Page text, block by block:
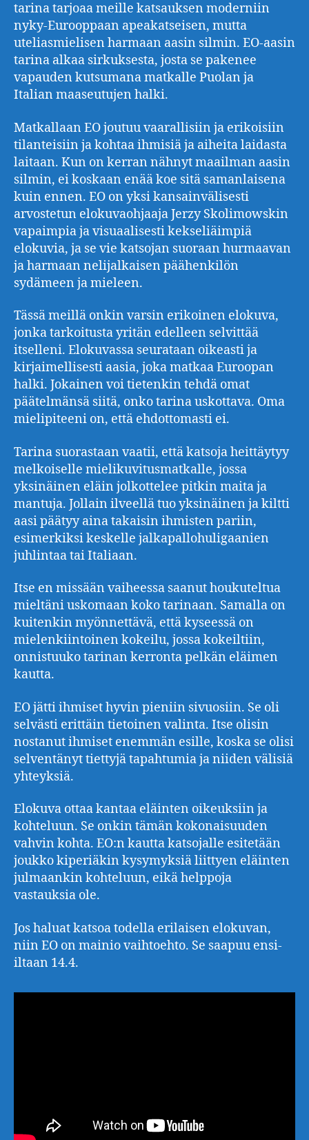
tarina tarjoaa meille katsauksen moderniin
nyky-Eurooppaan apeakatseisen, mutta
uteliasmielisen harmaan aasin silmin. EO-aasin
tarina alkaa sirkuksesta, josta se pakenee
vapauden kutsumana matkalle Puolan ja
Italian maaseutujen halki.
Matkallaan EO joutuu vaarallisiin ja erikoisiin
tilanteisiin ja kohtaa ihmisiä ja aiheita laidasta
laitaan. Kun on kerran nähnyt maailman aasin
silmin, ei koskaan enää koe sitä samanlaisena
kuin ennen. EO on yksi kansainvälisesti
arvostetun elokuvaohjaaja Jerzy Skolimowskin
vapaimpia ja visuaalisesti kekseliäimpiä
elokuvia, ja se vie katsojan suoraan hurmaavan
ja harmaan nelijalkaisen päähenkilön
sydämeen ja mieleen.
Tässä meillä onkin varsin erikoinen elokuva,
jonka tarkoitusta yritän edelleen selvittää
itselleni. Elokuvassa seurataan oikeasti ja
kirjaimellisesti aasia, joka matkaa Euroopan
halki. Jokainen voi tietenkin tehdä omat
päätelmänsä siitä, onko tarina uskottava. Oma
mielipiteeni on, että ehdottomasti ei.
Tarina suorastaan vaatii, että katsoja heittäytyy
melkoiselle mielikuvitusmatkalle, jossa
yksinäinen eläin jolkottelee pitkin maita ja
mantuja. Jollain ilveellä tuo yksinäinen ja kiltti
aasi päätyy aina takaisin ihmisten pariin,
esimerkiksi keskelle jalkapallohuligaanien
juhlintaa tai Italiaan.
Itse en missään vaiheessa saanut houkuteltua
mieltäni uskomaan koko tarinaan. Samalla on
kuitenkin myönnettävä, että kyseessä on
mielenkiintoinen kokeilu, jossa kokeiltiin,
onnistuuko tarinan kerronta pelkän eläimen
kautta.
EO jätti ihmiset hyvin pieniin sivuosiin. Se oli
selvästi erittäin tietoinen valinta. Itse olisin
nostanut ihmiset enemmän esille, koska se olisi
selventänyt tiettyjä tapahtumia ja niiden välisiä
yhteyksiä.
Elokuva ottaa kantaa eläinten oikeuksiin ja
kohteluun. Se onkin tämän kokonaisuuden
vahvin kohta. EO:n kautta katsojalle esitetään
joukko kiperiäkin kysymyksiä liittyen eläinten
julmaankin kohteluun, eikä helppoja
vastauksia ole.
Jos haluat katsoa todella erilaisen elokuvan,
niin EO on mainio vaihtoehto. Se saapuu ensi-
iltaan 14.4.